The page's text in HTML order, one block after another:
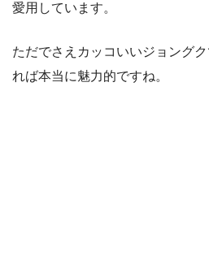
愛用しています。
ただでさえカッコいいジョング
れば本当に魅力的ですね。